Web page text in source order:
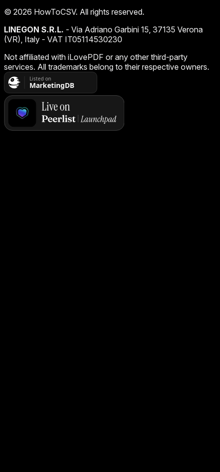
© 2026 HowToCSV. All rights reserved.
LINEGON S.R.L. - Via Adriano Garbini 15, 37135 Verona
(VR), Italy - VAT IT05114530230
Not affiliated with iLovePDF or any other third-party
services. All trademarks belong to their respective owners.